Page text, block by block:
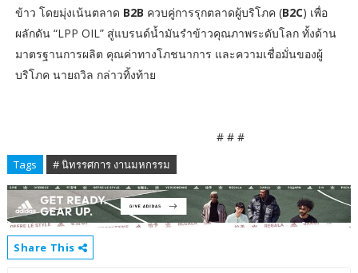
ข้าว โดยมุ่งเน้นตลาด B2B ควบคู่การรุกตลาดผู้บริโภค (B2C) เพื่อ
ผลักดัน “LPP OIL” สู่แบรนด์น้ำมันรำข้าวคุณภาพระดับโลก ทั้งด้าน
มาตรฐานการผลิต คุณค่าทางโภชนาการ และความเชื่อมั่นของผู้
บริโภค นายถวิล กล่าวทิ้งท้าย
# # #
Tags # นิทรรศการ งานมหกรรม
Share This